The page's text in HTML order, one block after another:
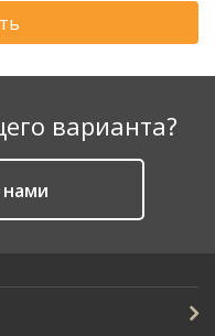
варианта?
нами